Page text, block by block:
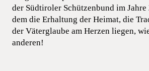
der Südtiroler Schützenbund im
dem die Erhaltung der Heimat, die
der Väterglaube am Herzen liegen,
anderen!